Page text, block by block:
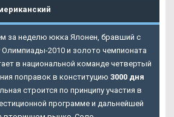
за неделю юкка Ялонен, бравший с
2010 и золото чемпионата
в национальной команде четвертый
поправок в конституцию 3000 дня
строится по принципу участия в
программе и дальнейшей